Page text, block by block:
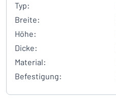
Typ:
Breite:
Höhe:
Dicke:
Material:
Befestigung: